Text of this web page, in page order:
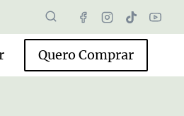
Quero Comprar